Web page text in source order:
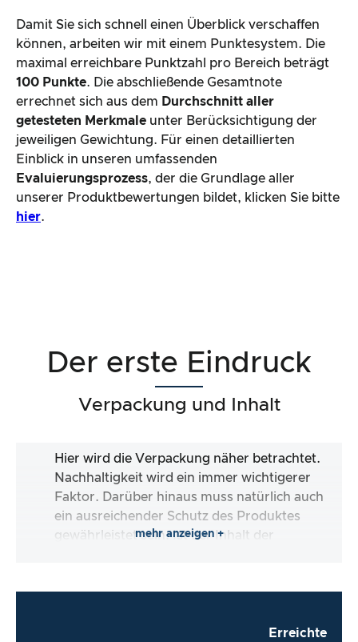
Damit Sie sich schnell einen Überblick verschaffen
können, arbeiten wir mit einem Punktesystem. Die
maximal erreichbare Punktzahl pro Bereich beträgt
100 Punkte. Die abschließende Gesamtnote
errechnet sich aus dem Durchschnitt aller
getesteten Merkmale unter Berücksichtigung der
jeweiligen Gewichtung. Für einen detaillierten
Einblick in unseren umfassenden
Evaluierungsprozess, der die Grundlage aller
unserer Produktbewertungen bildet, klicken Sie bitte
hier.
Der erste Eindruck
Verpackung und Inhalt
Hier wird die Verpackung näher betrachtet.
Nachhaltigkeit wird ein immer wichtigerer
Faktor. Darüber hinaus muss natürlich auch
ein ausreichender Schutz des Produktes
gewährleistet sein. Ist der Inhalt der
direkt zu verwenden?
mehr anzeigen +
Erreichte